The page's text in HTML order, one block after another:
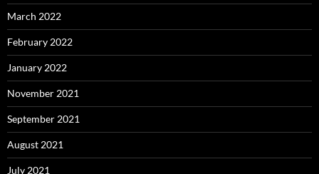
March 2022
February 2022
January 2022
November 2021
September 2021
August 2021
July 2021